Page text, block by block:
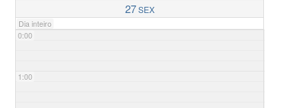
27SEX
Dia inteiro
0:00
1:00